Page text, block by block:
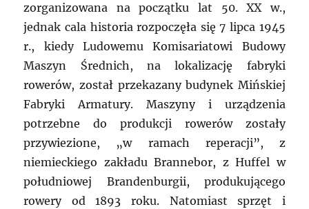
zorganizowana na początku lat 50. XX w.,
jednak cala historia rozpoczęła się 7 lipca 1945
r., kiedy Ludowemu Komisariatowi Budowy
Maszyn Średnich, na lokalizację fabryki
rowerów, został przekazany budynek Mińskiej
Fabryki Armatury. Maszyny i urządzenia
potrzebne do produkcji rowerów zostały
przywiezione, „w ramach reperacji”, z
niemieckiego zakładu Brannebor, z Huffel w
południowej Brandenburgii, produkującego
rowery od 1893 roku. Natomiast sprzęt i